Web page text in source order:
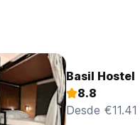
Basil Hostel
8.8
Desde €11.41